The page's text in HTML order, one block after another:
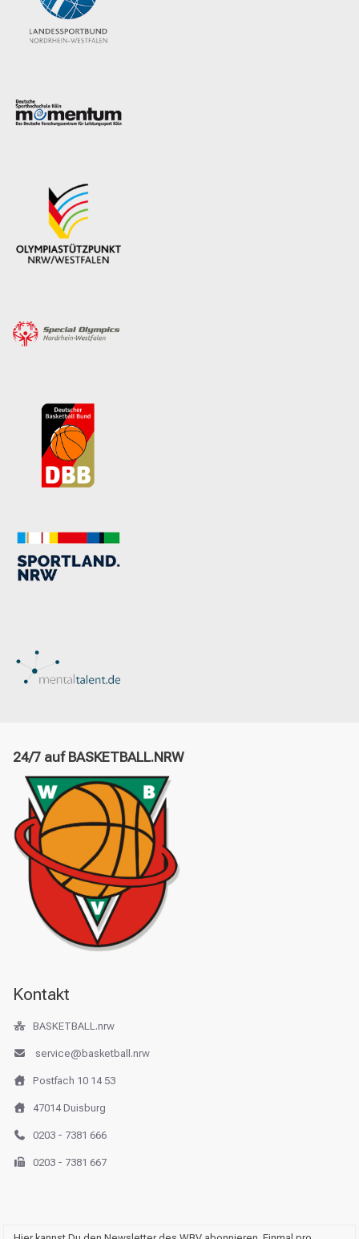
24/7 auf BASKETBALL.NRW
Kontakt
BASKETBALL.nrw
service@basketball.nrw
Postfach 10 14 53
47014 Duisburg
0203 - 7381 666
0203 - 7381 667